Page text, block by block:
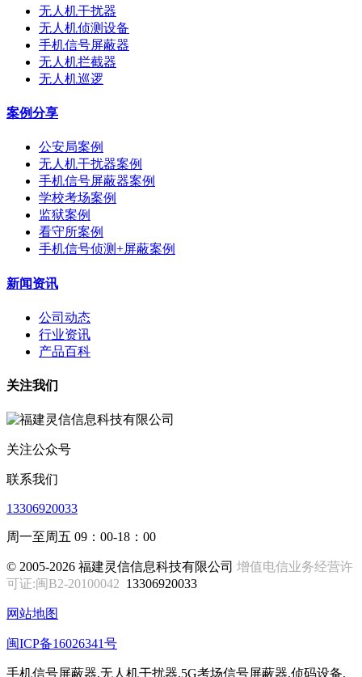
无人机干扰器
无人机侦测设备
手机信号屏蔽器
无人机拦截器
无人机巡逻
案例分享
公安局案例
无人机干扰器案例
手机信号屏蔽器案例
学校考场案例
监狱案例
看守所案例
手机信号侦测+屏蔽案例
新闻资讯
公司动态
行业资讯
产品百科
关注我们
关注公众号
联系我们
13306920033
周一至周五 09：00-18：00
© 2005-2026 福建灵信信息科技有限公司 增值电信业务经营许
可证:闽B2-20100042 13306920033
网站地图
闽ICP备16026341号
手机信号屏蔽器,无人机干扰器,5G考场信号屏蔽器,侦码设备,